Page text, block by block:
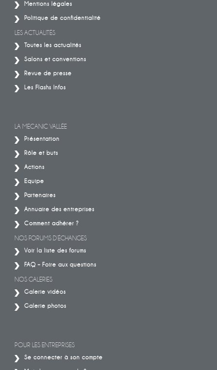
Mentions légales
Politique de confidentialité
LES ACTUALITÉS
Toutes les actualités
Salons et conventions
Revue de presse
Les Flashs Infos
LA MECANIC VALLÉE
Présentation
Rôle et buts
Actions
Equipe
Partenaires
Annuaire des entreprises
Comment adhérer ?
NOS FORUMS D’ÉCHANGES
Voir la liste des forums
FAQ – Foire aux questions
NOS GALERIES
Galerie vidéos
Galerie photos
POUR LES ENTREPRISES
Se connecter à son compte